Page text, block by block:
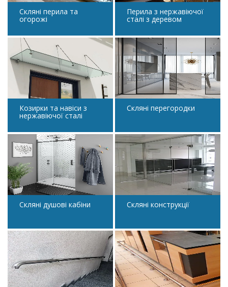
Скляні перила та
огорожі
Перила з нержавіючої
сталі з деревом
Козирки та навіси з
нержавіючої сталі
Скляні перегородки
Скляні душові кабіни Скляні конструкції